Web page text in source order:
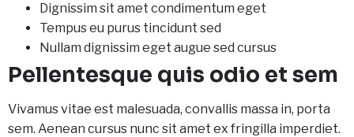
Dignissim sit amet condimentum eget
Tempus eu purus tincidunt sed
Nullam dignissim eget augue sed cursus
Pellentesque quis odio et sem
Vivamus vitae est malesuada, convallis massa in, porta
sem. Aenean cursus nunc sit amet ex fringilla imperdiet.